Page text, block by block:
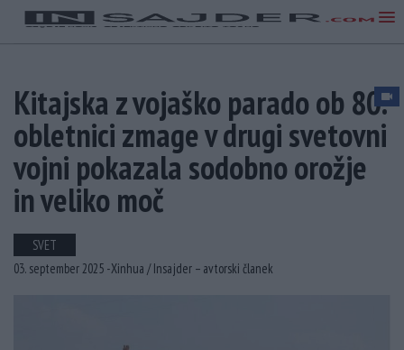
Kitajska z vojaško parado ob 80.
obletnici zmage v drugi svetovni
vojni pokazala sodobno orožje
in veliko moč
SVET
03. september 2025 -Xinhua /Insajder – avtorski članek